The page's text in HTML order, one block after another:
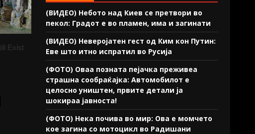
(ВИДЕО) Небото над Киев се претвори во
пекол: Градот е во пламен, има и загинати
(ВИДЕО) Неверојатен гест од Ким кон Путин:
Еве што итно испратил во Русија
(ФОТО) Оваа позната пејачка преживеа
страшна сообраќајка: Автомобилот е
целосно уништен, првите детали ја
шокираа јавноста!
(ФОТО) Нека почива во мир: Ова е момчето
кое загина со мотоцикл во Радишани